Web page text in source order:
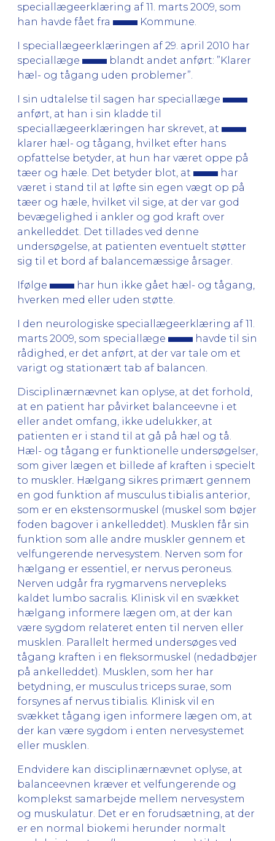
speciallægeerklæring af 11. marts 2009, som
han havde fået fra
Kommune.
I speciallægeerklæringen af 29. april 2010 har
speciallæge
blandt andet anført: ”Klarer
hæl- og tågang uden problemer”.
I sin udtalelse til sagen har speciallæge
anført, at han i sin kladde til
speciallægeerklæringen har skrevet, at
klarer hæl- og tågang, hvilket efter hans
opfattelse betyder, at hun har været oppe på
tæer og hæle. Det betyder blot, at
har
været i stand til at løfte sin egen vægt op på
tæer og hæle, hvilket vil sige, at der var god
bevægelighed i ankler og god kraft over
ankelleddet. Det tillades ved denne
undersøgelse, at patienten eventuelt støtter
sig til et bord af balancemæssige årsager.
Ifølge
har hun ikke gået hæl- og tågang,
hverken med eller uden støtte.
I den neurologiske speciallægeerklæring af 11.
marts 2009, som speciallæge
havde til sin
rådighed, er det anført, at der var tale om et
varigt og stationært tab af balancen.
Disciplinærnævnet kan oplyse, at det forhold,
at en patient har påvirket balanceevne i et
eller andet omfang, ikke udelukker, at
patienten er i stand til at gå på hæl og tå.
Hæl- og tågang er funktionelle undersøgelser,
som giver lægen et billede af kraften i specielt
to muskler Hælgang sikres primært gennem
en god funktion af musculus tibialis anterior,
som er en ekstensormuskel (muskel som bøjer
foden bagover i ankelleddet). Musklen får sin
funktion som alle andre muskler gennem et
velfungerende nervesystem. Nerven som for
hælgang er essentiel, er nervus peroneus.
Nerven udgår fra rygmarvens nervepleks
kaldet lumbo sacralis. Klinisk vil en svækket
hælgang informere lægen om, at der kan
være sygdom relateret enten til nerven eller
musklen. Parallelt hermed undersøges ved
tågang kraften i en fleksormuskel (nedadbøjer
på ankelleddet). Musklen, som her har
betydning, er musculus triceps surae, som
forsynes af nervus tibialis. Klinisk vil en
svækket tågang igen informere lægen om, at
der kan være sygdom i enten nervesystemet
eller musklen.
Endvidere kan disciplinærnævnet oplyse, at
balanceevnen kræver et velfungerende og
komplekst samarbejde mellem nervesystem
og muskulatur. Det er en forudsætning, at der
er en normal biokemi herunder normalt